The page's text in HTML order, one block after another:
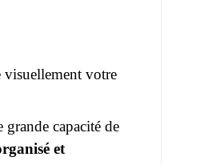
visuellement votre
capacité de
et